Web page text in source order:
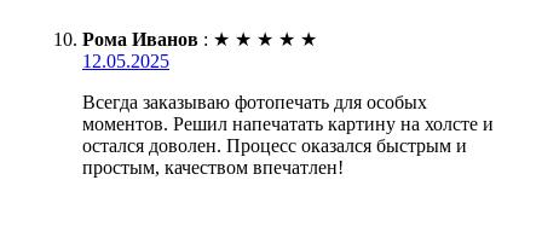
Рома Иванов : ★ ★ ★ ★ ★
12.05.2025
Всегда заказываю фотопечать для особых
моментов. Решил напечатать картину на холсте и
остался доволен. Процесс оказался быстрым и
простым, качеством впечатлен!